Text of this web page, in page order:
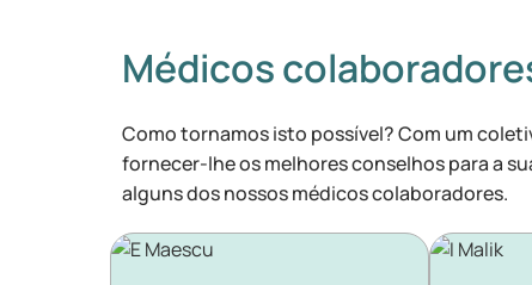
Médicos
Como tornamos isto possível? Com um
fornecer-lhe os melhores conselhos para a
alguns dos nossos médicos colaboradores.